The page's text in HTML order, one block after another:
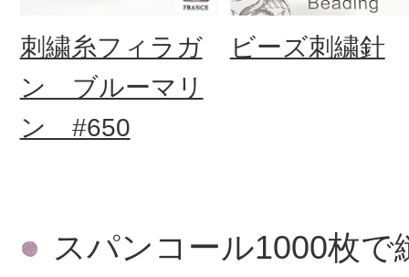
刺繍糸フィラガ
ン ブルーマリ
ン #650
ビーズ刺繍針
スパンコール1000枚で